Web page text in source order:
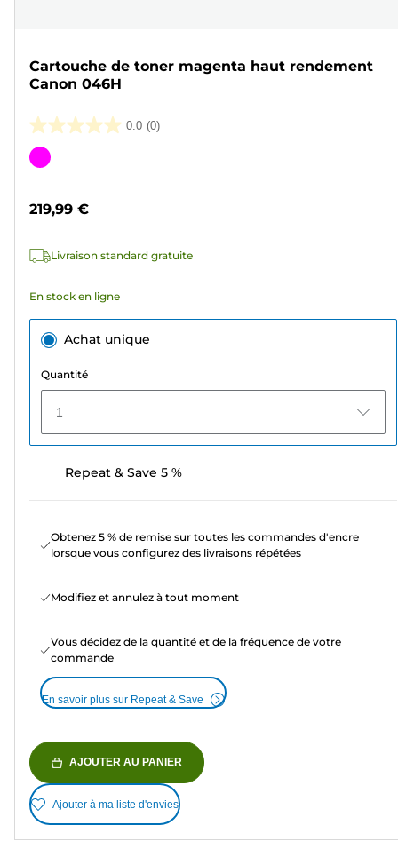
Cartouche de toner magenta haut rendement
Canon 046H
0.0 (0)
0.0
sur
Cartouche
219,99 €
Livraison standard gratuite
En stock en ligne
Achat unique
Quantité
1
Repeat & Save 5 %
Obtenez 5 % de remise sur toutes les commandes d'encre
lorsque vous configurez des livraisons répétées
Modifiez et annulez à tout moment
Vous décidez de la quantité et de la fréquence de votre
commande
En savoir plus sur Repeat & Save
AJOUTER AU PANIER
Ajouter à ma liste d'envies